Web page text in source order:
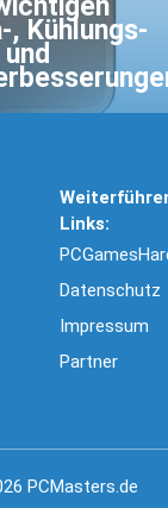
, Kühlungs-
und
Links:
Datenschutz
Impressum
Partner
PCMasters.de